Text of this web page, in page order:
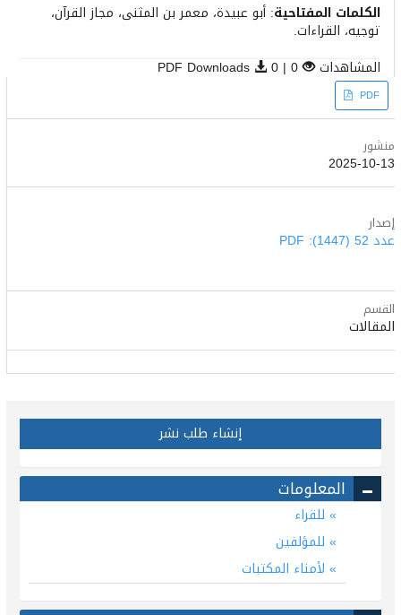
الكلمات المفتاحية: أبو عبيدة، معمر بن المثنى، مجاز القرآن،
توجيه، القراءات.
المشاهدات 0 | PDF Downloads
0 Article
Sidebar
PDF
منشور
2025-10-13
إصدار
عدد 52 (1447): PDF
القسم
المقالات
إنشاء طلب نشر
المعلومات
للقراء
للمؤلفين
لأمناء المكتبات